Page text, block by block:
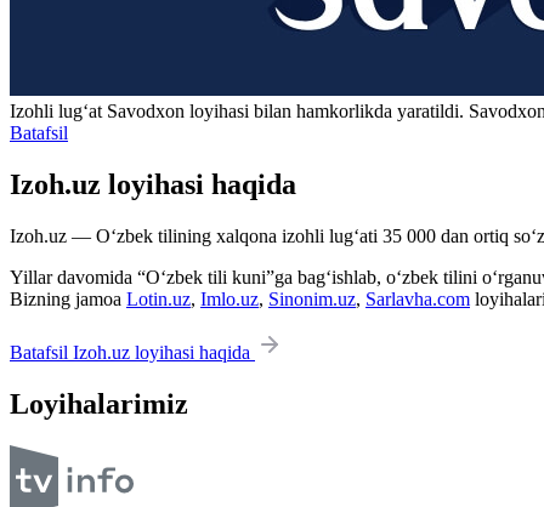
Izohli lugʻat Savodxon loyihasi bilan hamkorlikda yaratildi.
Batafsil
Izoh.uz loyihasi haqida
Izoh.uz — O‘zbek tilining xalqona izohli lug‘ati 35 000 dan ortiq
Yillar davomida “O‘zbek tili kuni”ga bag‘ishlab, o‘zbek tilini
Bizning jamoa Lotin.uz, Imlo.uz, Sinonim.uz, Sarlavha.com
Batafsil Izoh.uz loyihasi haqida
Loyihalarimiz